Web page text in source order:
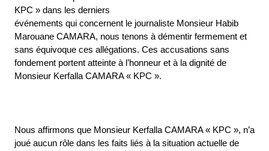
KPC » dans les derniers
événements qui concernent le journaliste Monsieur Habib
Marouane CAMARA, nous tenons à démentir fermement et
sans équivoque ces allégations. Ces accusations sans
fondement portent atteinte à l’honneur et à la dignité de
Monsieur Kerfalla CAMARA « KPC ».
Nous affirmons que Monsieur Kerfalla CAMARA « KPC », n’a
joué aucun rôle dans les faits liés à la situation actuelle de